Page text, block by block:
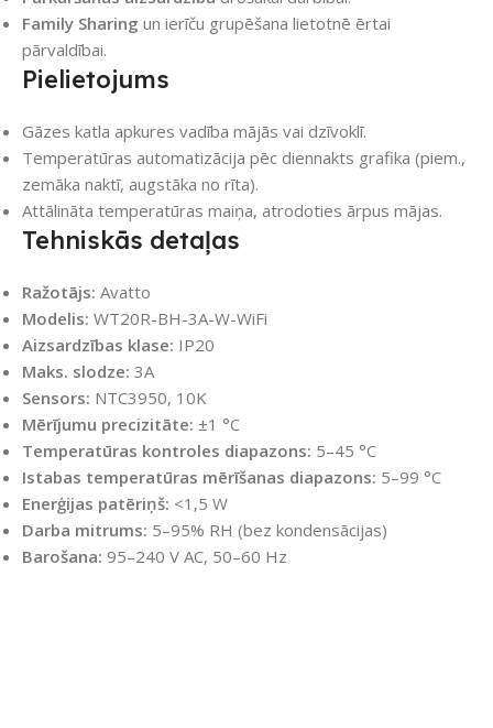
Family Sharing un ierīču grupēšana lietotnē ērtai
pārvaldībai.
Pielietojums
Gāzes katla apkures vadība mājās vai dzīvoklī.
Temperatūras automatizācija pēc diennakts grafika (piem.,
zemāka naktī, augstāka no rīta).
Attālināta temperatūras maiņa, atrodoties ārpus mājas.
Tehniskās detaļas
Ražotājs: Avatto
Modelis: WT20R-BH-3A-W-WiFi
Aizsardzības klase: IP20
Maks. slodze: 3A
Sensors: NTC3950, 10K
Mērījumu precizitāte: ±1 °C
Temperatūras kontroles diapazons: 5–45 °C
Istabas temperatūras mērīšanas diapazons: 5–99 °C
Enerģijas patēriņš: <1,5 W
Darba mitrums: 5–95% RH (bez kondensācijas)
Barošana: 95–240 V AC, 50–60 Hz